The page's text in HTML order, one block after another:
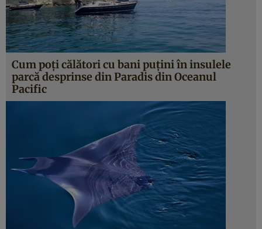
Cum poţi călători cu bani puţini în insulele
parcă desprinse din Paradis din Oceanul
Pacific